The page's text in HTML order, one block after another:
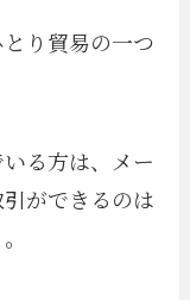
り貿易の一つ
る方は、メー
ができるのは